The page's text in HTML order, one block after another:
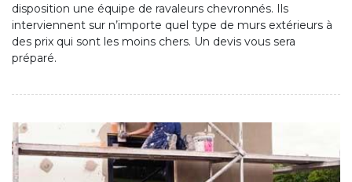
disposition une équipe de ravaleurs chevronnés. Ils
interviennent sur n’importe quel type de murs extérieurs à
des prix qui sont les moins chers. Un devis vous sera
préparé.